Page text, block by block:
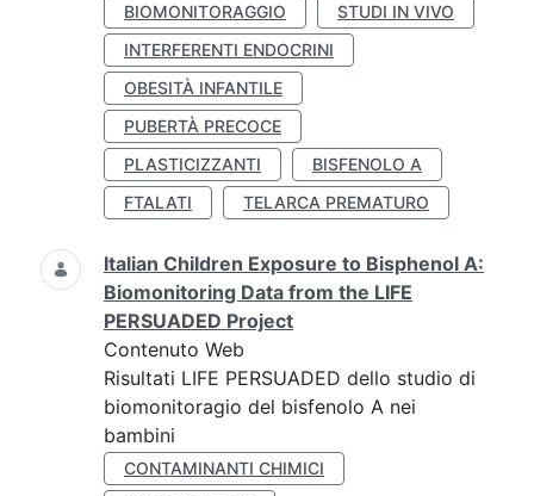
BIOMONITORAGGIO
STUDI IN VIVO
INTERFERENTI ENDOCRINI
OBESITÀ INFANTILE
PUBERTÀ PRECOCE
PLASTICIZZANTI
BISFENOLO A
FTALATI
TELARCA PREMATURO
Italian Children Exposure to Bisphenol A:
Biomonitoring Data from the LIFE
PERSUADED Project
Contenuto Web
Risultati LIFE PERSUADED dello studio di
biomonitoragio del bisfenolo A nei
bambini
CONTAMINANTI CHIMICI